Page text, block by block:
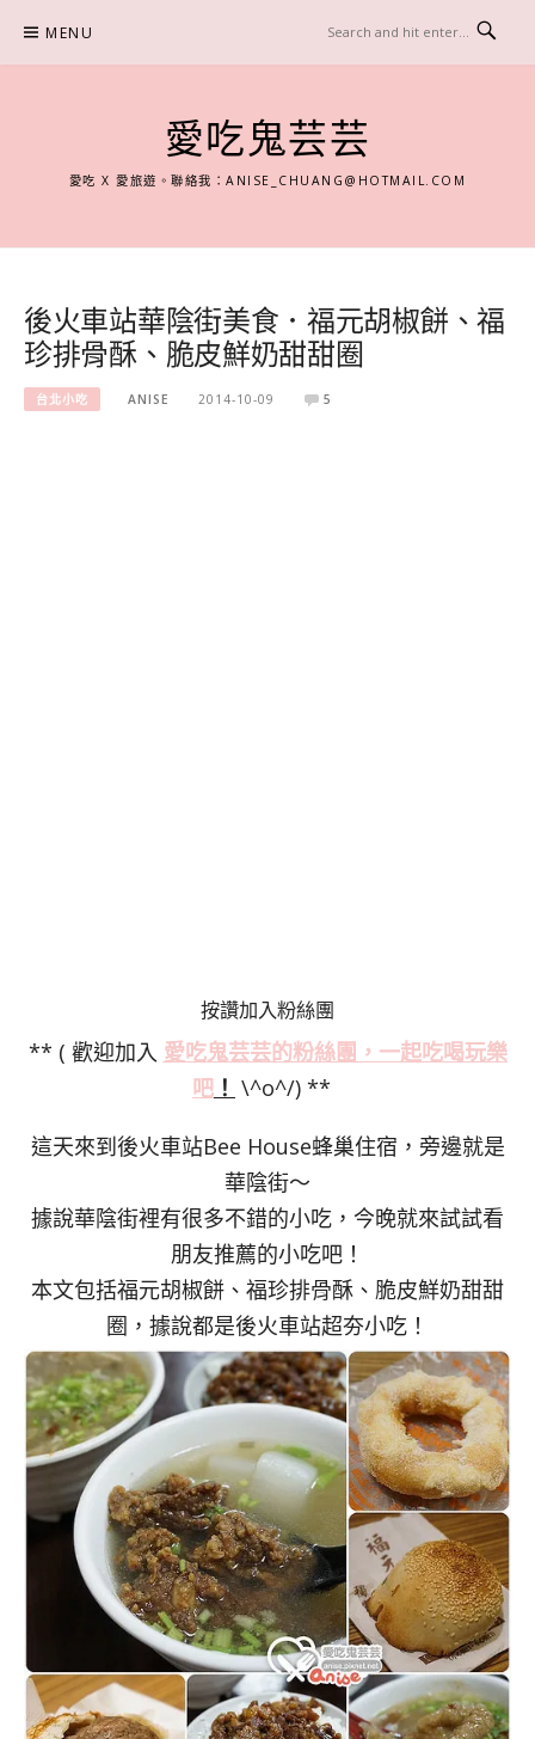
content
MENU
愛吃鬼芸芸
愛吃 X 愛旅遊。聯絡我：ANISE_CHUANG@HOTMAIL.COM
後火車站華陰街美食．福元胡椒餅、福
珍排骨酥、脆皮鮮奶甜甜圈
台北小吃 ANISE 2014-10-09 5
按讚加入粉絲團
** ( 歡迎加入 愛吃鬼芸芸的粉絲團，一起吃喝玩樂
吧 ！ \^o^/) **
這天來到後火車站Bee House蜂巢住宿，旁邊就是
華陰街～
據說華陰街裡有很多不錯的小吃，今晚就來試試看
朋友推薦的小吃吧！
本文包括福元胡椒餅、福珍排骨酥、脆皮鮮奶甜甜
圈，據說都是後火車站超夯小吃！